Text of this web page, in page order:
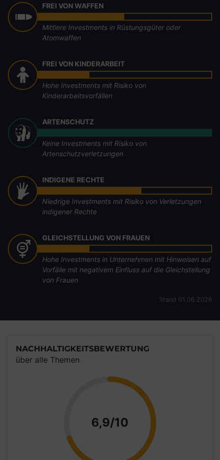
FREI VON WAFFEN
Mittlere Investments in Rüstungsgüter oder
Atomwaffen
FREI VON KINDERARBEIT
Hohe Investments mit Risiko von
Kinderarbeitsvorfällen
ARTENSCHUTZ
Keine Investments mit Risiko von
Artenschutzverletzungen
INDIGENE RECHTE
Niedrige Investments mit Risiko von Verletzungen
indigener Rechte
GLEICHSTELLUNG VON FRAUEN
Hohe Investments in Unternehmen mit Hinweisen auf
Vorfälle mit negativem Einfluss auf die Gleichstellung
von Frauen
Stand 01.06.2026
NACHHALTIGKEITSBEWERTUNG
über alle Themen
6,9/10 Punkte